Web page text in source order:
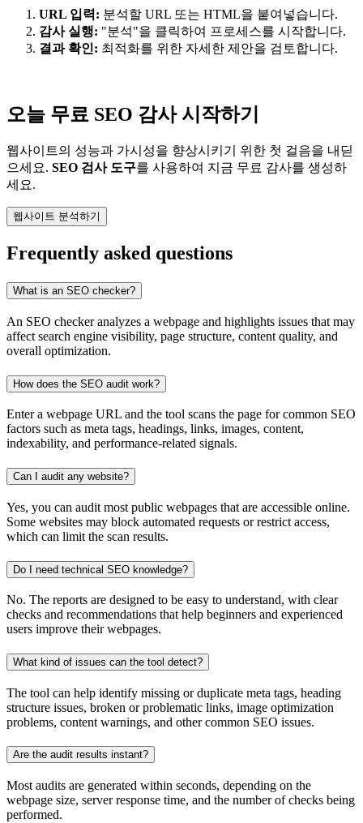
URL 입력: 분석할 URL 또는 HTML을 붙여넣습니다.
감사 실행: "분석"을 클릭하여 프로세스를 시작합니다.
결과 확인: 최적화를 위한 자세한 제안을 검토합니다.
오늘 무료 SEO 감사 시작하기
웹사이트의 성능과 가시성을 향상시키기 위한 첫 걸음을 내딛
으세요. SEO 검사 도구를 사용하여 지금 무료 감사를 생성하
세요.
웹사이트 분석하기
Frequently asked questions
What is an SEO checker?
An SEO checker analyzes a webpage and highlights issues that may
affect search engine visibility, page structure, content quality, and
overall optimization.
How does the SEO audit work?
Enter a webpage URL and the tool scans the page for common SEO
factors such as meta tags, headings, links, images, content,
indexability, and performance-related signals.
Can I audit any website?
Yes, you can audit most public webpages that are accessible online.
Some websites may block automated requests or restrict access,
which can limit the scan results.
Do I need technical SEO knowledge?
No. The reports are designed to be easy to understand, with clear
checks and recommendations that help beginners and experienced
users improve their webpages.
What kind of issues can the tool detect?
The tool can help identify missing or duplicate meta tags, heading
structure issues, broken or problematic links, image optimization
problems, content warnings, and other common SEO issues.
Are the audit results instant?
Most audits are generated within seconds, depending on the
webpage size, server response time, and the number of checks being
performed.